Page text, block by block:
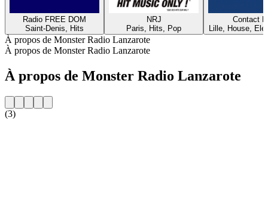
Radio FREE DOM
Saint-Denis, Hits
NRJ
Paris, Hits, Pop
Contact
Lille, House,
À propos de Monster Radio Lanzarote
À propos de Monster Radio Lanzarote
À propos de Monster Radio Lanzarote
(3)